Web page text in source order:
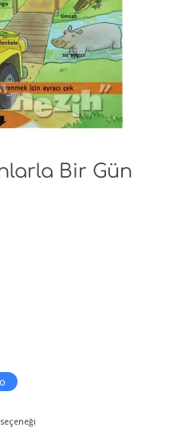
Bir Gün